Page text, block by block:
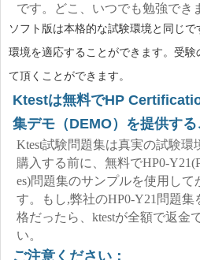
です。どこ、いつでも勉強でき
ソフト版は本格的な試験環境と同じ
環境を適応することができます。受
て頂くことができます。
Ktestは無料でHP
集デモ（DEMO）を提供する
Ktest試験問題集は真実の試験
購入する前に、無料でHP0-
es)問題集のサンプルを使用し
す。もし,弊社のHP0-Y21問題
格だったら、ktestが全額で返金
い。
ご注意ください：